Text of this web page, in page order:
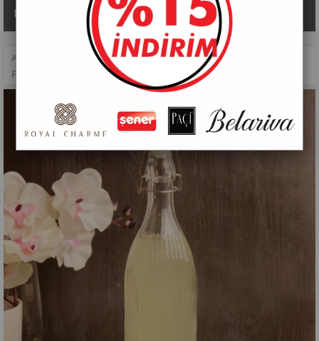
ANASAYFA MUTFAK AKSESUARLARI > CAM ŞIŞELER
PAÇİ-KELEPÇELİ CAM ŞİŞE